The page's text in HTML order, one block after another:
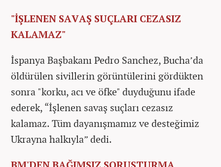
"İŞLENEN SAVAŞ SUÇLARI CEZASIZ
KALAMAZ"
İspanya Başbakanı Pedro Sanchez, Bucha’da
öldürülen sivillerin görüntülerini gördükten
sonra "korku, acı ve öfke" duyduğunu ifade
ederek, “İşlenen savaş suçları cezasız
kalamaz. Tüm dayanışmamız ve desteğimiz
Ukrayna halkıyla” dedi.